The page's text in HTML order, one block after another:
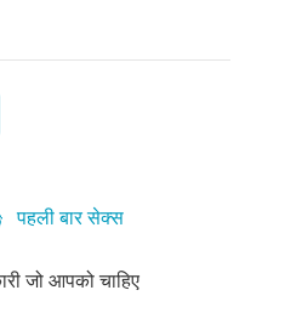
पहली बार सेक्स
जो आपको चाहिए